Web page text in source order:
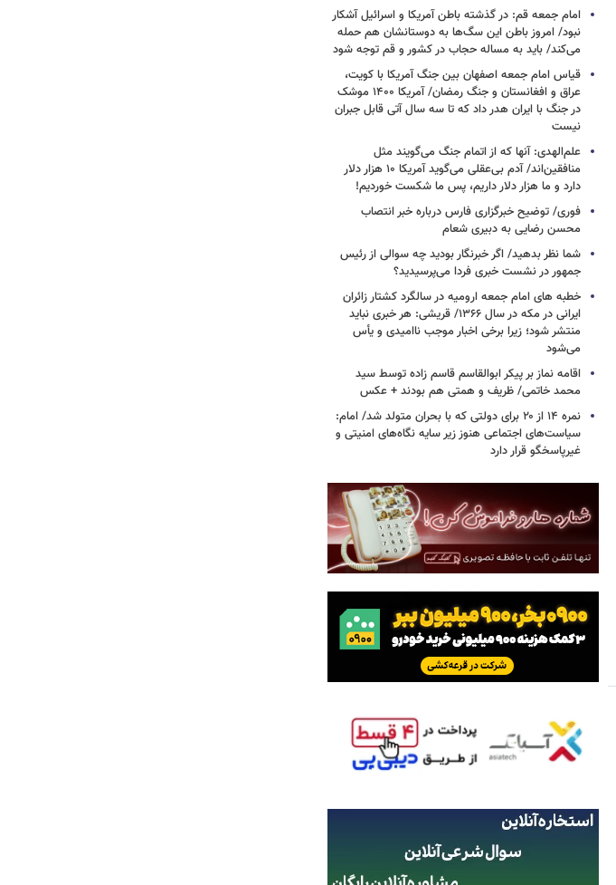
امام جمعه قم: در گذشته باطن آمریکا و اسرائیل آشکار
نبود/ امروز باطن این سگ‌ها به دوستانشان هم حمله
می‌کند/ باید به مساله حجاب در کشور و قم توجه شود
قیاس امام جمعه اصفهان بین جنگ آمریکا با کویت،
عراق و افغانستان و جنگ رمضان/ آمریکا ۱۴۰۰ موشک
در جنگ با ایران هدر داد که تا سه سال آتی قابل جبران
نیست
علم‌الهدی: آنها که از اتمام جنگ می‌گویند مثل
منافقین‌اند/ آدم بی‌عقلی می‌گوید آمریکا ۱۰ هزار دلار
دارد و ما هزار دلار داریم، پس ما شکست خوردیم!
فوری/ توضیح خبرگزاری فارس درباره خبر انتصاب
محسن رضایی به دبیری شعام
شما نظر بدهید/ اگر خبرنگار بودید چه سوالی از رئیس
جمهور در نشست خبری فردا می‌پرسیدید؟
خطبه های امام جمعه ارومیه در سالگرد کشتار زائران
ایرانی در مکه در سال ۱۳۶۶/ قریشی: هر خبری نباید
منتشر شود؛ زیرا برخی اخبار موجب ناامیدی و یأس
می‌شود
اقامه نماز بر پیکر ابوالقاسم قاسم زاده توسط سید
محمد خاتمی/ ظریف و همتی هم بودند + عکس
نمره ۱۴ از ۲۰ برای دولتی که با بحران متولد شد/ امام:
سیاست‌های اجتماعی هنوز زیر سایه نگاه‌های امنیتی و
غیرپاسخگو قرار دارد